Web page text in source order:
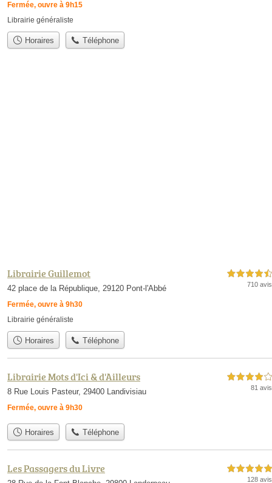
Fermée, ouvre à 9h15
Librairie généraliste
Horaires Téléphone
Librairie Guillemot
42 place de la République, 29120 Pont-l'Abbé
Fermée, ouvre à 9h30
4,5 étoiles sur 5
710 avis
Librairie généraliste
Horaires Téléphone
Librairie Mots d'Ici & d'Ailleurs
8 Rue Louis Pasteur, 29400 Landivisiau
Fermée, ouvre à 9h30
4,0 étoiles sur 5
81 avis
Horaires Téléphone
Les Passagers du Livre 5,0 étoiles sur 5
128 avis